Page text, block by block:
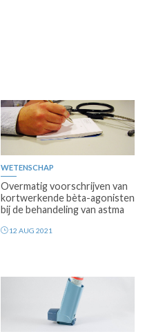
Premium
WETENSCHAP
Overmatig voorschrijven van
kortwerkende bèta-agonisten
bij de behandeling van astma
12 AUG 2021